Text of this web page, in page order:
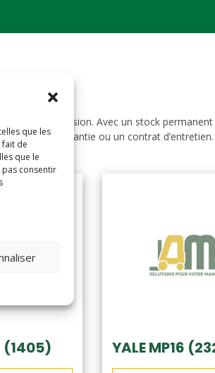
que les
de
que le
pas consentir
d’occasion. Avec un stock
avec une garantie ou un contrat d’entretien.
(1405) YALE MP16